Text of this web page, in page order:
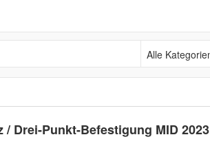
Alle Kategorien
Drei-Punkt-Befestigung MID 2023